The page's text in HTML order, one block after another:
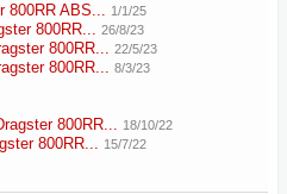
800RR ABS... 1/1/25
800RR... 26/8/23
800RR... 22/5/23
800RR... 8/3/23
800RR... 18/10/22
800RR... 15/7/22